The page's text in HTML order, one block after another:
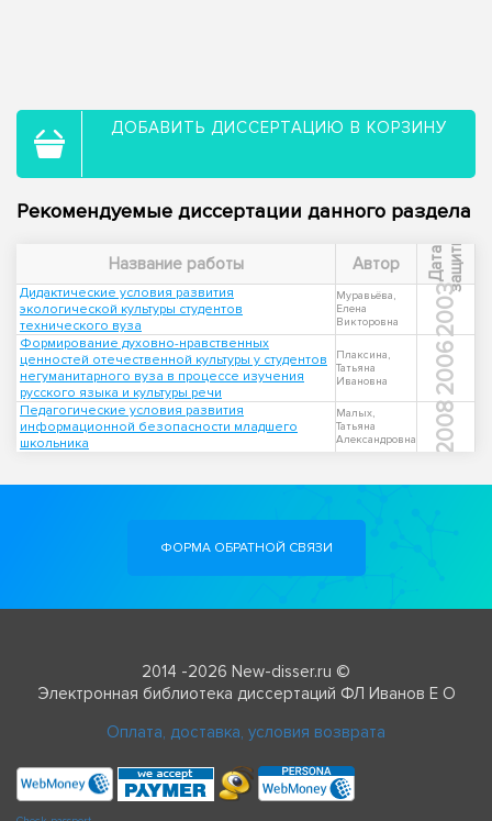
ДОБАВИТЬ ДИССЕРТАЦИЮ В КОРЗИНУ
Рекомендуемые диссертации данного раздела
Название работы Автор Д
а
т
а
з
а
щ
и
т ы
Дидактические условия развития
экологической культуры студентов
технического вуза
Муравьёва,
Елена
Викторовна
2003
Формирование духовно-нравственных
ценностей отечественной культуры у студентов
негуманитарного вуза в процессе изучения
русского языка и культуры речи
Плаксина,
Татьяна
Ивановна
2006
Педагогические условия развития
информационной безопасности младшего
школьника
Малых,
Татьяна
Александровна
2008
ФОРМА ОБРАТНОЙ СВЯЗИ
2014 -2026 New-disser.ru ©
Электронная библиотека диссертаций ФЛ Иванов Е О
Оплата, доставка, условия возврата